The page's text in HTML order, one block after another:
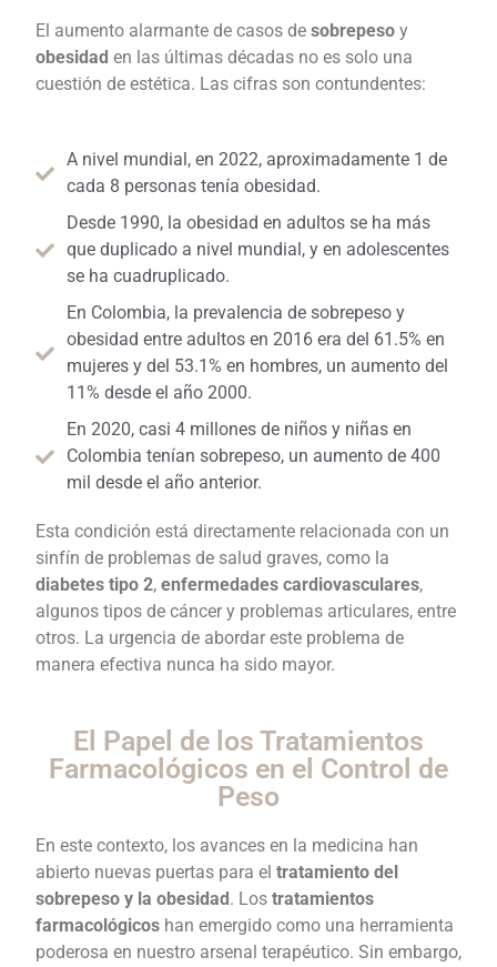
El aumento alarmante de casos de sobrepeso y
obesidad en las últimas décadas no es solo una
cuestión de estética. Las cifras son contundentes:
A nivel mundial, en 2022, aproximadamente 1 de
cada 8 personas tenía obesidad.
Desde 1990, la obesidad en adultos se ha más
que duplicado a nivel mundial, y en adolescentes
se ha cuadruplicado.
En Colombia, la prevalencia de sobrepeso y
obesidad entre adultos en 2016 era del 61.5% en
mujeres y del 53.1% en hombres, un aumento del
11% desde el año 2000.
En 2020, casi 4 millones de niños y niñas en
Colombia tenían sobrepeso, un aumento de 400
mil desde el año anterior.
Esta condición está directamente relacionada con un
sinfín de problemas de salud graves, como la
diabetes tipo 2, enfermedades cardiovasculares,
algunos tipos de cáncer y problemas articulares, entre
otros. La urgencia de abordar este problema de
manera efectiva nunca ha sido mayor.
El Papel de los Tratamientos
Farmacológicos en el Control de
Peso
En este contexto, los avances en la medicina han
abierto nuevas puertas para el tratamiento del
sobrepeso y la obesidad . Los tratamientos
farmacológicos han emergido como una herramienta
poderosa en nuestro arsenal terapéutico. Sin embargo,